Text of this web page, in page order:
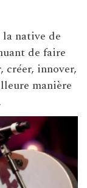
native de
de faire
créer, innover,
manière